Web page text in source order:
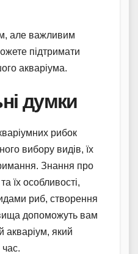
але важливим
підтримати
акваріума.
думки
рибок
вибору видів, їх
Знання про
їх особливості,
риб, створення
допоможуть вам
акваріум, який